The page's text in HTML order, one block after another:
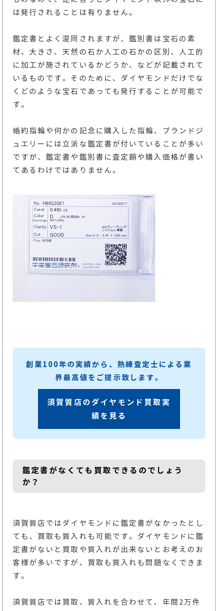
は発行されることは有りません。
鑑定書とよく混同されますが、鑑別書は宝石の素
材、大きさ、天然の石か人工の石かの区別、人工的
に加工が施されているかどうか、などが記載されて
いるものです。そのために、ダイヤモンドだけでな
くどのような宝石であっても発行することが可能で
す。
婚約指輪や何かの記念に購入した指輪、ブランドジ
ュエリーには立派な鑑定書が付いていることが多い
ですが、鑑定書や鑑別書に査定額や購入価格が書い
てあるわけではありません。
創業100年の実績から、熟練査定士による業
界最高値をご提示致します。
須賀質店のダイヤモンド買取実
績を見る
鑑定書がなくても買取できるのでしょう
か？
須賀質店ではダイヤモンドに鑑定書がなかったとし
ても、買取も質入れも可能です。ダイヤモンドに鑑
定書がないと買取や質入れが出来ないとお考えのお
客様が多いですが、買取も質入れも問題なくできま
す。
須賀質店では買取、質入れを合わせて、年間2万件